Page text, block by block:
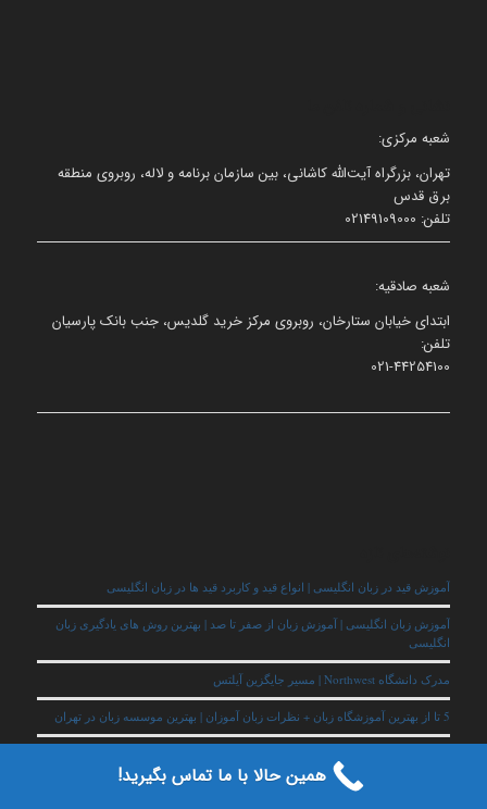
شعبه مرکزی:
تهران، بزرگراه آیت‌الله کاشانی، بین سازمان برنامه و لاله، روبروی منطقه
برق قدس
تلفن: 02149109000
شعبه صادقیه:
ابتدای خیابان ستارخان، روبروی مرکز خرید گلدیس، جنب بانک پارسیان
تلفن:
021-44254100
آموزش قید در زبان انگلیسی | انواع قید و کاربرد قید ها در زبان انگلیسی
آموزش زبان انگلیسی | آموزش زبان از صفر تا صد | بهترین روش های یادگیری زبان
انگلیسی
مدرک دانشگاه Northwest | مسیر جایگزین آیلتس
5 تا از بهترین آموزشگاه زبان + نظرات زبان آموزان | بهترین موسسه زبان در تهران
همین حالا با ما تماس بگیرید!